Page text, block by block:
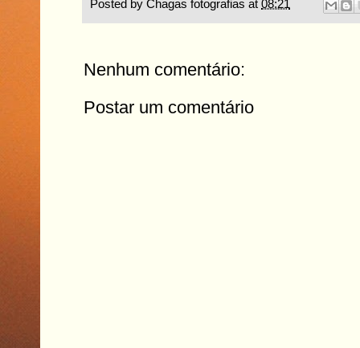
Posted by Chagas fotografias at 08:21
Nenhum comentário:
Postar um comentário